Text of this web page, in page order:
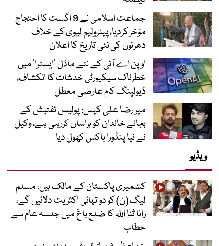
جماعت اسلامی نے 9 اگست کا احتجاج
مؤخر کردیا، پیٹرولیم لیوی کے خلاف
دھرنوں کی نئی تاریخ کا اعلان
اوپن اے آئی کے نئے ماڈل ’ایسٹرا‘ میں
خطرناک سیکیورٹی خدشات کا انکشاف،
ڈیولپنگ کام عارضی معطل
میر رضا علی کیس: پولیس تفتیش کے
بجائے خاندان کو ہراساں کررہی ہے، وکیل
نے نیا پنڈورا باکس کھول دیا
ویڈیو
کشمیری پاکستان کے مالک ہیں، مسلم
لیگ (ن) کو دو تہائی اکثریت دلائیں گے،
رانا ثنا اللہ کا ضلع باغ میں جلسہ عام سے
خطاب